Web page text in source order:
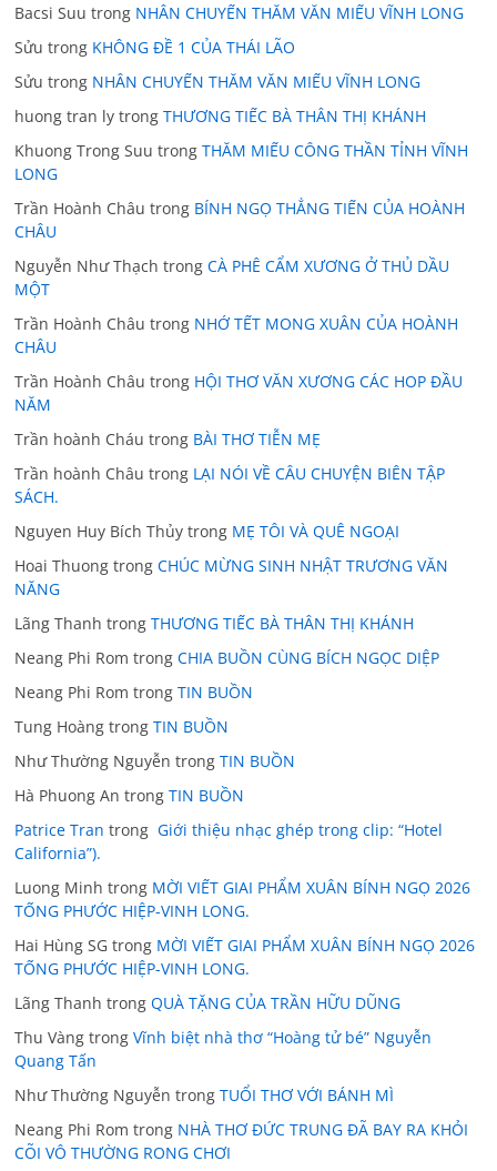
Bacsi Suu trong NHÂN CHUYẾN THĂM VĂN MIẾU VĨNH LONG
Sửu trong KHÔNG ĐỀ 1 CỦA THÁI LÃO
Sửu trong NHÂN CHUYẾN THĂM VĂN MIẾU VĨNH LONG
huong tran ly trongTHƯƠNG TIẾC BÀ THÂN THỊ KHÁNH
Khuong Trong Suu trongTHĂM MIẾU CÔNG THẦN TỈNH VĨNH
LONG
Trần Hoành Châu trong BÍNH NGỌ THẲNG TIẾN CỦA HOÀNH
CHÂU
Nguyễn Như Thạch trongCÀ PHÊ CẨM XƯƠNG Ở THỦ DẦU
MỘT
Trần Hoành Châu trong NHỚ TẾT MONG XUÂN CỦA HOÀNH
CHÂU
Trần Hoành Châu trong HỘI THƠ VĂN XƯƠNG CÁC HOP ĐẦU
NĂM
Trần hoành Cháu trong BÀI THƠ TIỄN MẸ
Trần hoành Châu trong LẠI NÓI VỀ CÂU CHUYỆN BIÊN TẬP
SÁCH.
Nguyen Huy Bích Thủy trong MẸ TÔI VÀ QUÊ NGOẠI
Hoai Thuong trongCHÚC MỪNG SINH NHẬT TRƯƠNG VĂN
NĂNG
Lãng Thanh trongTHƯƠNG TIẾC BÀ THÂN THỊ KHÁNH
Neang Phi Rom trongCHIA BUỒN CÙNG BÍCH NGỌC DIỆP
Neang Phi Rom trongTIN BUỒN
Tung Hoàng trongTIN BUỒN
Như Thường Nguyễn trongTIN BUỒN
Hà Phuong An trongTIN BUỒN
Patrice Tran trong Giới thiệu nhạc ghép trong clip: “Hotel
California”).
Luong Minh trong MỜI VIẾT GIAI PHẨM XUÂN BÍNH NGỌ 2026
TỐNG PHƯỚC HIỆP-VINH LONG.
Hai Hùng SG trong MỜI VIẾT GIAI PHẨM XUÂN BÍNH NGỌ 2026
TỐNG PHƯỚC HIỆP-VINH LONG.
Lãng Thanh trongQUÀ TẶNG CỦA TRẦN HỮU DŨNG
Thu Vàng trongVĩnh biệt nhà thơ “Hoàng tử bé” Nguyễn
Quang Tấn
Như Thường Nguyễn trongTUỔI THƠ VỚI BÁNH MÌ
Neang Phi Rom trong NHÀ THƠ ĐỨC TRUNG ĐÃ BAY RA KHỎI
CÕI VÔ THƯỜNG RONG CHƠI